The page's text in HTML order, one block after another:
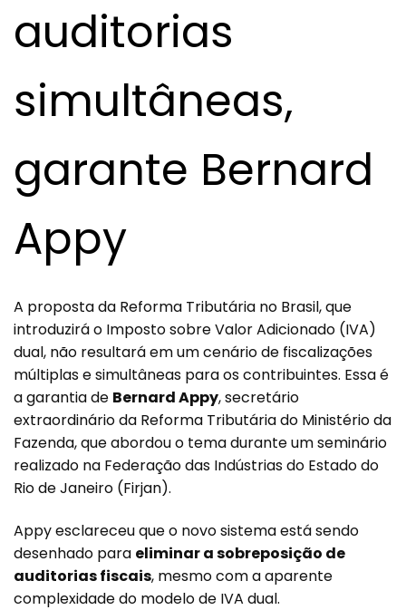
auditorias
simultâneas,
garante Bernard
Appy
A proposta da Reforma Tributária no Brasil, que
introduzirá o Imposto sobre Valor Adicionado (IVA)
dual, não resultará em um cenário de fiscalizações
múltiplas e simultâneas para os contribuintes. Essa é
a garantia de Bernard Appy, secretário
extraordinário da Reforma Tributária do Ministério da
Fazenda, que abordou o tema durante um seminário
realizado na Federação das Indústrias do Estado do
Rio de Janeiro (Firjan).
Appy esclareceu que o novo sistema está sendo
desenhado para eliminar a sobreposição de
auditorias fiscais, mesmo com a aparente
complexidade do modelo de IVA dual.